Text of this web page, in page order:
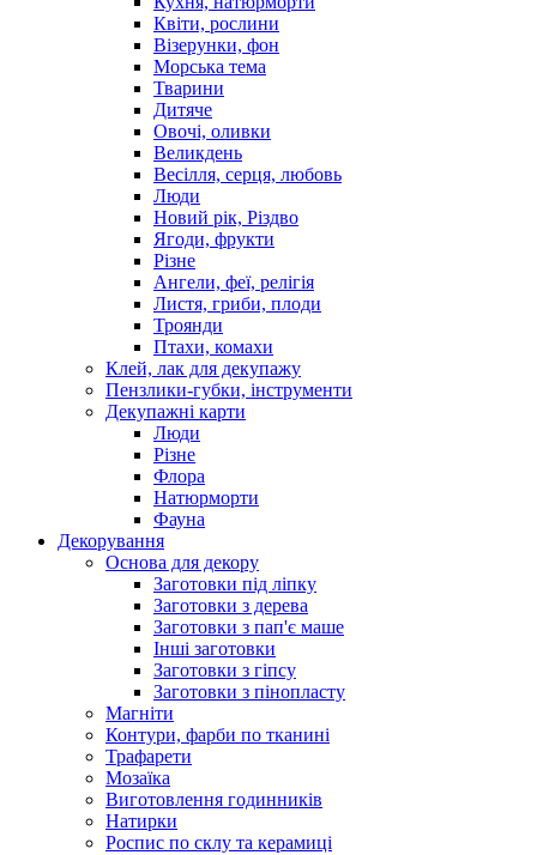
Квіти, рослини
Візерунки, фон
Морська тема
Тварини
Дитяче
Овочі, оливки
Великдень
Весілля, серця, любовь
Люди
Новий рік, Різдво
Ягоди, фрукти
Різне
Ангели, феї, релігія
Листя, гриби, плоди
Троянди
Птахи, комахи
Клей, лак для декупажу
Пензлики-губки, інструменти
Декупажні карти
Люди
Різне
Флора
Натюрморти
Фауна
Декорування
Основа для декору
Заготовки під ліпку
Заготовки з дерева
Заготовки з пап'є маше
Інші заготовки
Заготовки з гіпсу
Заготовки з пінопласту
Магніти
Контури, фарби по тканині
Трафарети
Мозаїка
Виготовлення годинників
Натирки
Роспис по склу та керамиці